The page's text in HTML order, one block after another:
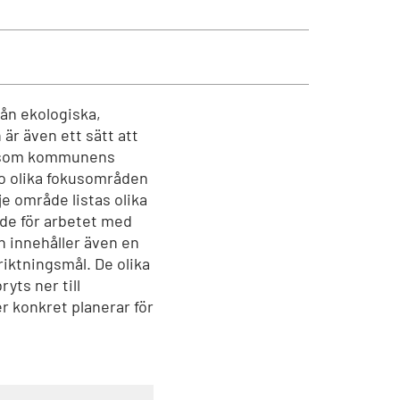
ekologiska,
är även ett sätt att
kommunens
fokusområden
område listas olika
för arbetet med
även en
De olika
ner till
konkret planerar för